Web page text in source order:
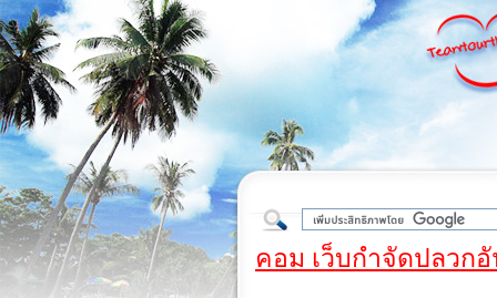
ต้
คอม เว็บกำจัดปลวก